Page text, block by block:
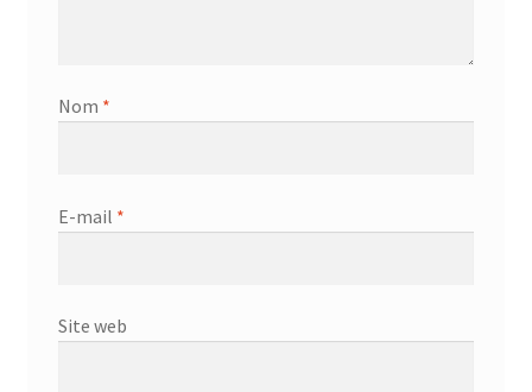
Nom *
E-mail *
Site web